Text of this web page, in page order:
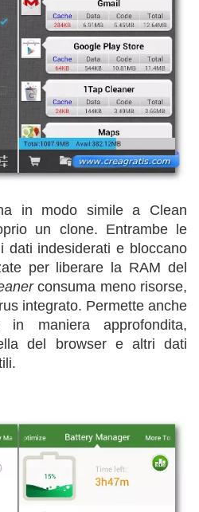
in modo simile a Clean
un clone. Entrambe le
dati indesiderati e bloccano
per liberare la RAM del
consuma meno risorse,
integrato. Permette anche
maniera approfondita,
del browser e altri dati